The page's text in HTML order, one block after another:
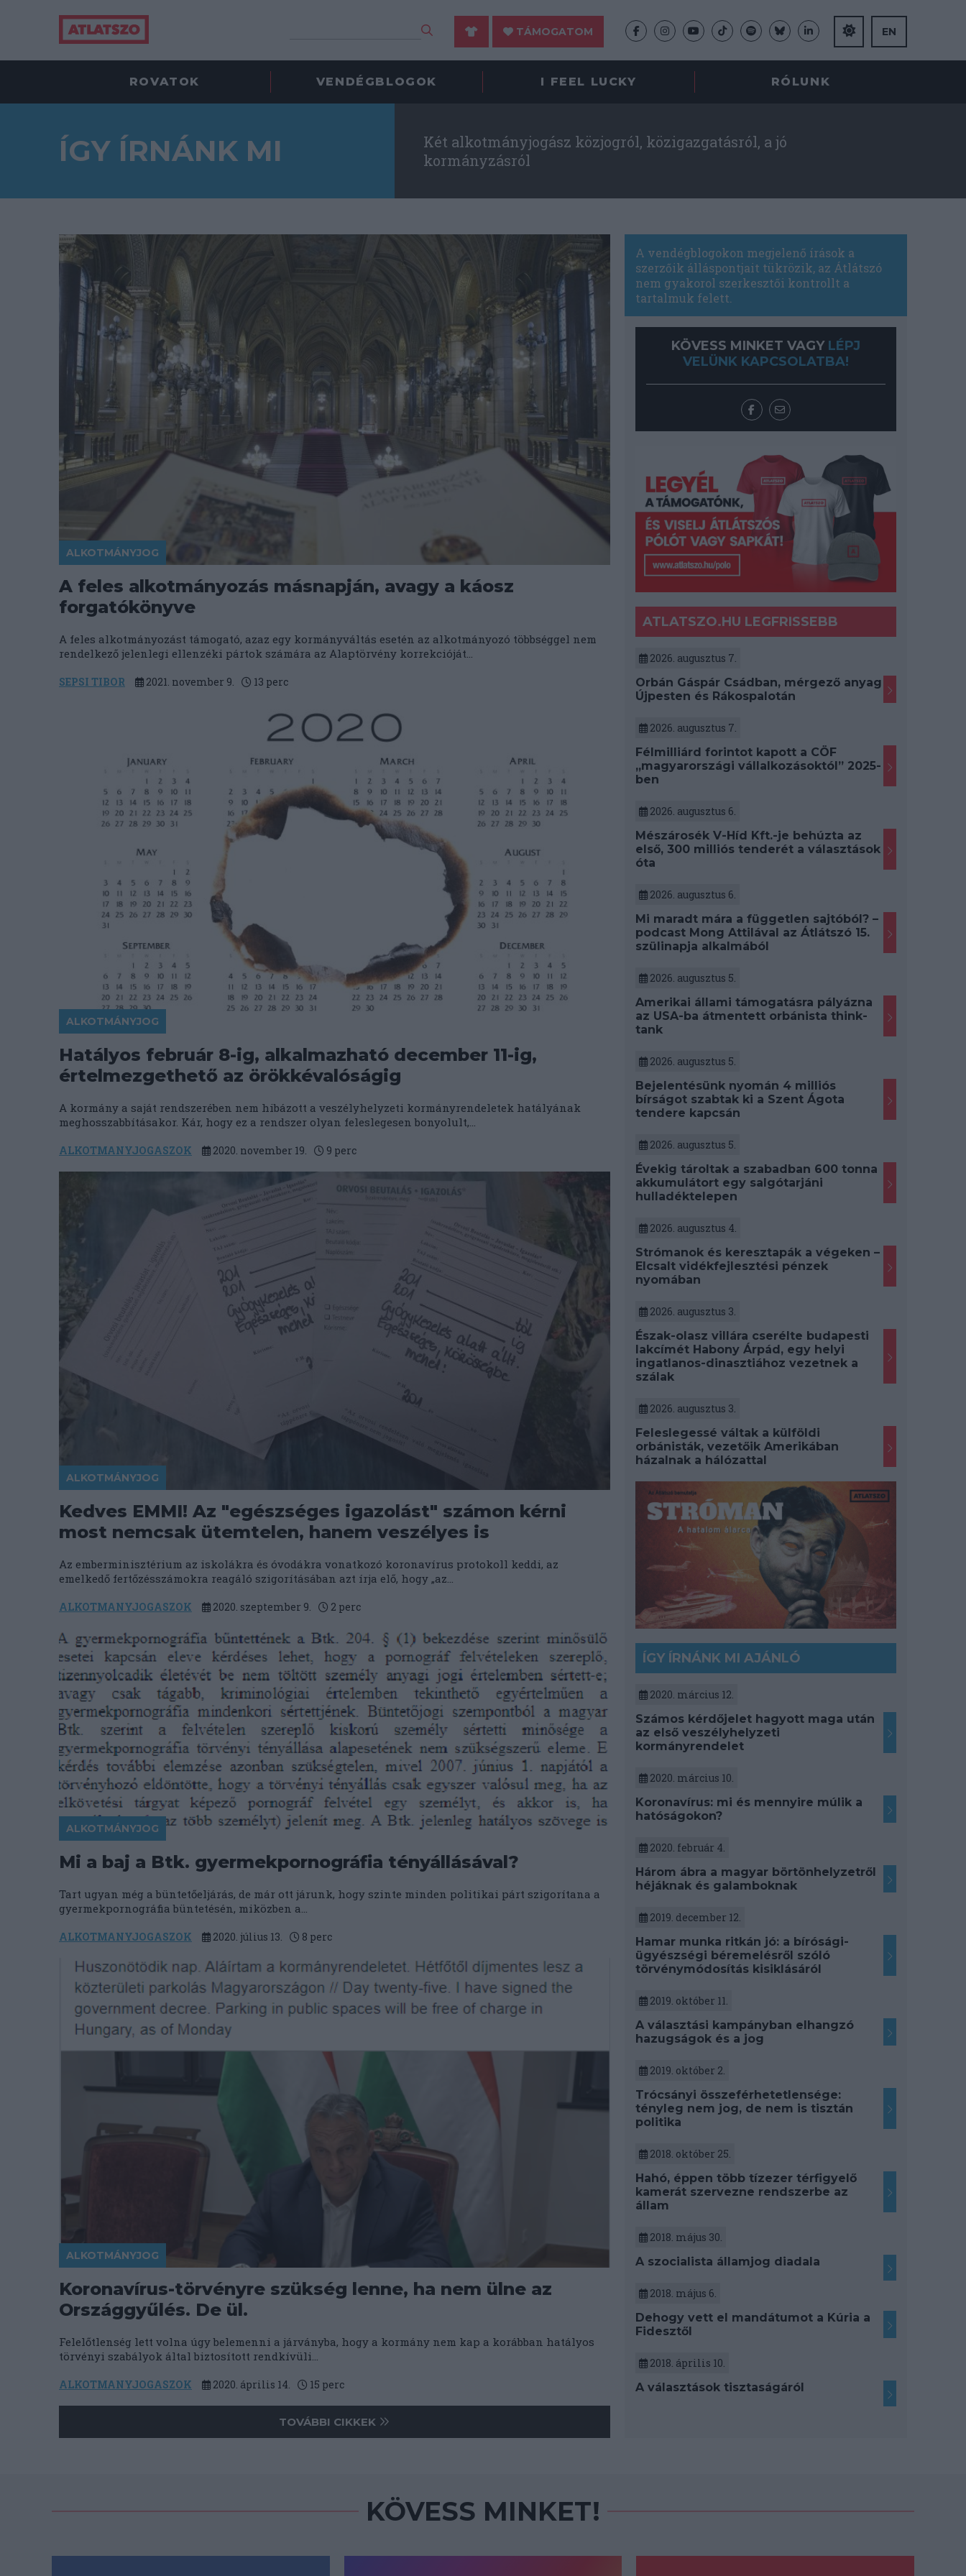
TÁMOGATOM EN
ROVATOK VENDÉGBLOGOK I FEEL LUCKY RÓLUNK
ÍGY ÍRNÁNK MI
Két alkotmányjogász közjogról, közigazgatásról, a jó
kormányzásról
ALKOTMÁNYJOG
A feles alkotmányozás másnapján, avagy a káosz
forgatókönyve
A feles alkotmányozást támogató, azaz egy kormányváltás esetén az alkotmányozó többséggel nem
rendelkező jelenlegi ellenzéki pártok számára az Alaptörvény korrekcióját...
SEPSI TIBOR 2021. november 9. 13 perc
ALKOTMÁNYJOG
Hatályos február 8-ig, alkalmazható december 11-ig,
értelmezgethető az örökkévalóságig
A kormány a saját rendszerében nem hibázott a veszélyhelyzeti kormányrendeletek hatályának
meghosszabbításakor. Kár, hogy ez a rendszer olyan feleslegesen bonyolult,...
ALKOTMANYJOGASZOK 2020. november 19. 9 perc
ALKOTMÁNYJOG
Kedves EMMI! Az "egészséges igazolást" számon kérni
most nemcsak ütemtelen, hanem veszélyes is
Az emberminisztérium az iskolákra és óvodákra vonatkozó koronavírus protokoll keddi, az
emelkedő fertőzésszámokra reagáló szigorításában azt írja elő, hogy „az...
ALKOTMANYJOGASZOK 2020. szeptember 9. 2 perc
ALKOTMÁNYJOG
Mi a baj a Btk. gyermekpornográfia tényállásával?
Tart ugyan még a büntetőeljárás, de már ott járunk, hogy szinte minden politikai párt szigorítana a
gyermekpornográfia büntetésén, miközben a...
ALKOTMANYJOGASZOK 2020. július 13. 8 perc
ALKOTMÁNYJOG
Koronavírus-törvényre szükség lenne, ha nem ülne az
Országgyűlés. De ül.
Felelőtlenség lett volna úgy belemenni a járványba, hogy a kormány nem kap a korábban hatályos
törvényi szabályok által biztosított rendkívüli...
ALKOTMANYJOGASZOK 2020. április 14. 15 perc
TOVÁBBI CIKKEK
A vendégblogokon megjelenő írások a
szerzőik álláspontjait tükrözik, az Átlátszó
nem gyakorol szerkesztői kontrollt a
tartalmuk felett.
KÖVESS MINKET VAGY LÉPJ
VELÜNK KAPCSOLATBA!
ATLATSZO.HU LEGFRISSEBB
2026. augusztus 7.
Orbán Gáspár Csádban, mérgező anyag
Újpesten és Rákospalotán
2026. augusztus 7.
Félmilliárd forintot kapott a CÖF
„magyarországi vállalkozásoktól” 2025-
ben
2026. augusztus 6.
Mészárosék V-Híd Kft.-je behúzta az
első, 300 milliós tenderét a választások
óta
2026. augusztus 6.
Mi maradt mára a független sajtóból? –
podcast Mong Attilával az Átlátszó 15.
szülinapja alkalmából
2026. augusztus 5.
Amerikai állami támogatásra pályázna
az USA-ba átmentett orbánista think-
tank
2026. augusztus 5.
Bejelentésünk nyomán 4 milliós
bírságot szabtak ki a Szent Ágota
tendere kapcsán
2026. augusztus 5.
Évekig tároltak a szabadban 600 tonna
akkumulátort egy salgótarjáni
hulladéktelepen
2026. augusztus 4.
Strómanok és keresztapák a végeken –
Elcsalt vidékfejlesztési pénzek
nyomában
2026. augusztus 3.
Észak-olasz villára cserélte budapesti
lakcímét Habony Árpád, egy helyi
ingatlanos-dinasztiához vezetnek a
szálak
2026. augusztus 3.
Feleslegessé váltak a külföldi
orbánisták, vezetőik Amerikában
házalnak a hálózattal
ÍGY ÍRNÁNK MI AJÁNLÓ
2020. március 12.
Számos kérdőjelet hagyott maga után
az első veszélyhelyzeti
kormányrendelet
2020. március 10.
Koronavírus: mi és mennyire múlik a
hatóságokon?
2020. február 4.
Három ábra a magyar börtönhelyzetről
héjáknak és galamboknak
2019. december 12.
Hamar munka ritkán jó: a bírósági-
ügyészségi béremelésről szóló
törvénymódosítás kisiklásáról
2019. október 11.
A választási kampányban elhangzó
hazugságok és a jog
2019. október 2.
Trócsányi összeférhetetlensége:
tényleg nem jog, de nem is tisztán
politika
2018. október 25.
Hahó, éppen több tízezer térfigyelő
kamerát szervezne rendszerbe az
állam
2018. május 30.
A szocialista államjog diadala
2018. május 6.
Dehogy vett el mandátumot a Kúria a
Fidesztől
2018. április 10.
A választások tisztaságáról
KÖVESS MINKET!